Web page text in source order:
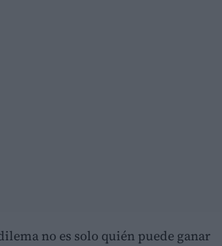
no es solo quién puede ganar